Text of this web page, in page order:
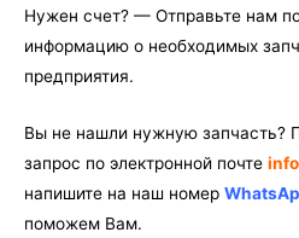
Нужен счет? — Отправьте нам
информацию о необходимых
предприятия.
Вы не нашли нужную запчасть?
запрос по электронной почте
напишите на наш номер
поможем Вам.